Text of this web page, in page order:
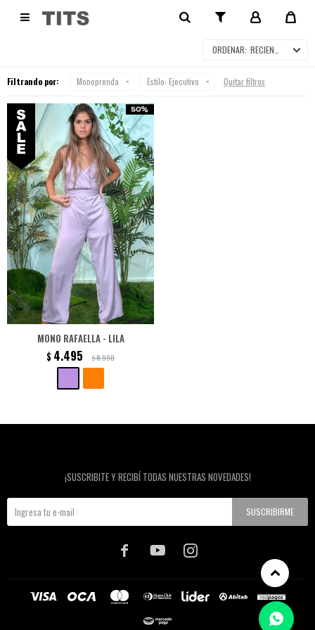
 MONOPRENDA EN SALE
RECIENTES
Filtrando por: Monoprenda Estilo: Ejecutivo Quitar filtros
MONO RAFAELLA - LILA
$ 4.495 $8.990
¡SUSCRIBITE Y RECIBÍ TODAS NUESTRAS NOVEDADES!
SUSCRIBIRME
  